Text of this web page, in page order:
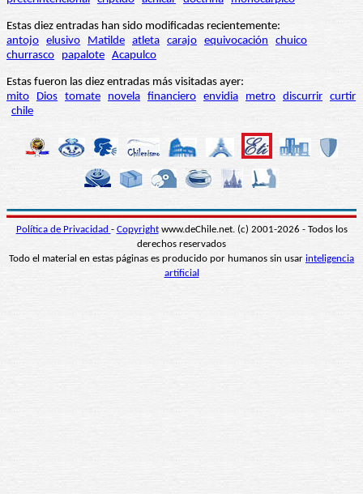
Estas diez entradas han sido modificadas recientemente:
antojo elusivo Matilde atleta carajo equivocación
chuico
churrasco
papalote Acapulco
Estas fueron las diez entradas más visitadas ayer:
mito
Dios tomate novela financiero envidia metro discurrir curtir
chile
Política de Privacidad - Copyrightwww.deChile.net. (c) 2001-2026 - Todos los
derechos reservados
Todo el material en estas páginas es producido por humanos sin usar inteligencia
artificial